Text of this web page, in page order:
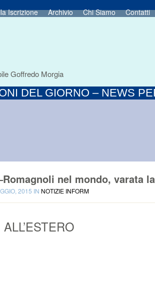
Iscrizione Archivio Chi Siamo Contatti
Goffredo Morgia
DEL GIORNO – NEWS
nel mondo, varata
2015 IN NOTIZIE INFORM